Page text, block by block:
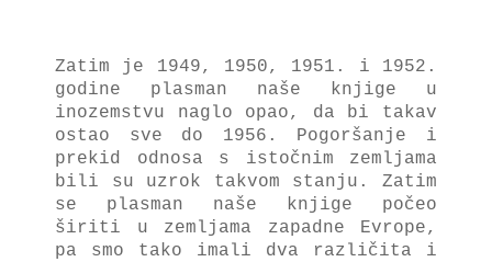
Zatim je 1949, 1950, 1951. i 1952.
godine plasman naše knjige u
inozemstvu naglo opao, da bi takav
ostao sve do 1956. Pogoršanje i
prekid odnosa s istočnim zemljama
bili su uzrok takvom stanju. Zatim
se plasman naše knjige počeo
širiti u zemljama zapadne Evrope,
pa smo tako imali dva različita i